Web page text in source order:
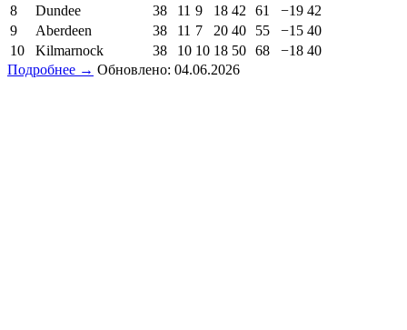
8
Dundee 38 11 9 18 42 61 −19 42
9
Aberdeen 38 11 7 20 40 55 −15 40
10
Kilmarnock 38 10 10 18 50 68 −18 40
Подробнее → Обновлено: 04.06.2026